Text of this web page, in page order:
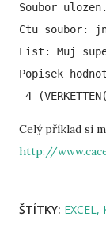
Soubor ulozen.
Ctu soubor:
List: Muj
Popisek
4
Celý příklad si
http://
ŠTÍTKY: EXCEL